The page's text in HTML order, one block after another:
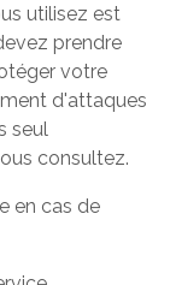
utilisez est
prendre
votre
d'attaques
seul
consultez.
en cas de